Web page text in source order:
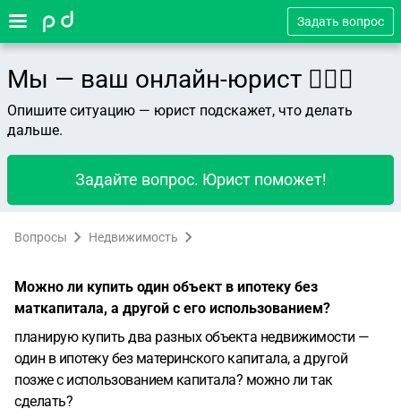
Задать вопрос
Мы — ваш онлайн-юрист 👨🏻‍⚖️
Опишите ситуацию — юрист подскажет, что делать
дальше.
Задайте вопрос. Юрист поможет!
Вопросы Недвижимость
Можно ли купить один объект в ипотеку без
маткапитала, а другой с его использованием?
планирую купить два разных объекта недвижимости —
один в ипотеку без материнского капитала, а другой
позже с использованием капитала? можно ли так
сделать?